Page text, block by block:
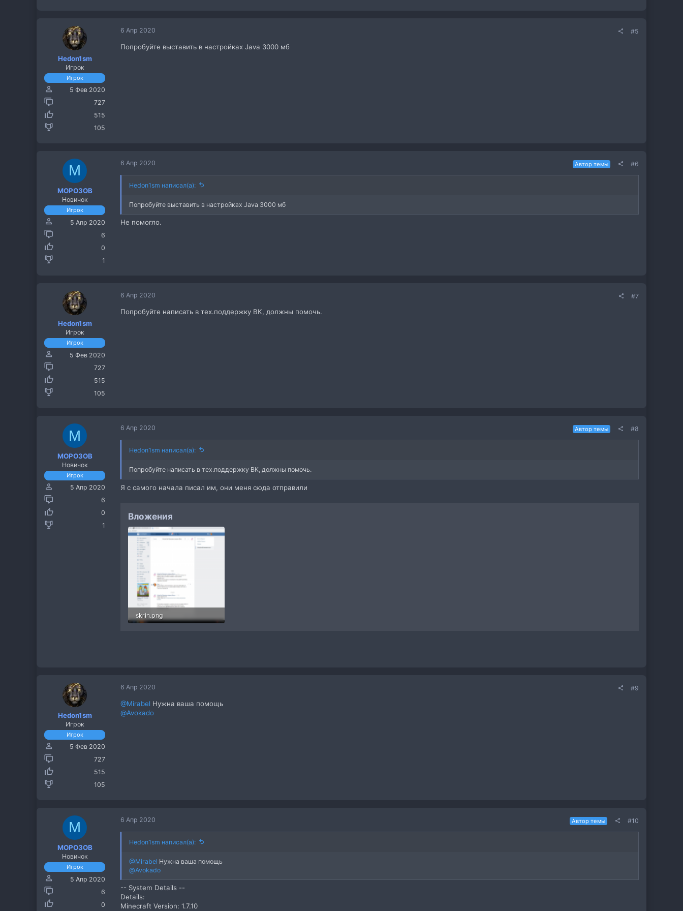
Hedon1sm
Игрок
Игрок
5 Фев 2020
727
515
105
6 Апр 2020 #5
Попробуйте выставить в настройках Java 3000 мб
M
MOPO3OB
Новичок
Игрок
5 Апр 2020
6
0
1
6 Апр 2020 Автор темы #6
Hedon1sm написал(а):
Попробуйте выставить в настройках Java 3000 мб
Не помогло.
Hedon1sm
Игрок
Игрок
5 Фев 2020
727
515
105
6 Апр 2020 #7
Попробуйте написать в тех.поддержку ВК, должны помочь.
M
MOPO3OB
Новичок
Игрок
5 Апр 2020
6
0
1
6 Апр 2020 Автор темы #8
Hedon1sm написал(а):
Попробуйте написать в тех.поддержку ВК, должны помочь.
Я с самого начала писал им, они меня сюда отправили
Вложения
skrin.png
Hedon1sm
Игрок
Игрок
5 Фев 2020
727
515
105
6 Апр 2020 #9
@Mirabel Нужна ваша помощь
@Avokado
M
MOPO3OB
Новичок
Игрок
5 Апр 2020
6
0
6 Апр 2020 Автор темы #10
Hedon1sm написал(а):
@Mirabel Нужна ваша помощь
@Avokado
-- System Details --
Details:
Minecraft Version: 1.7.10